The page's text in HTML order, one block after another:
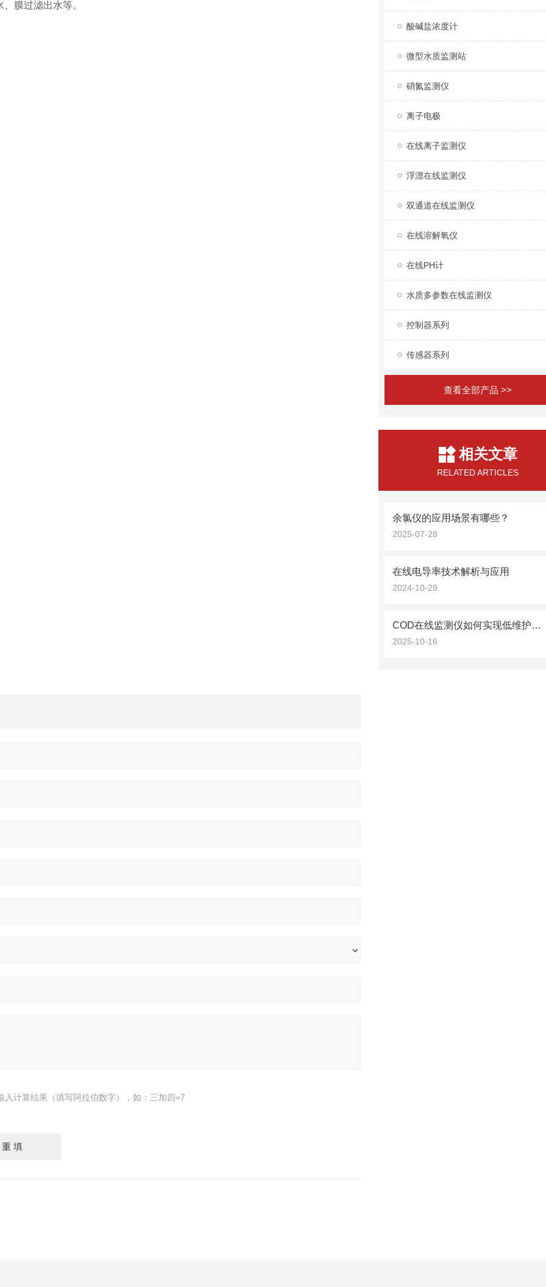
膜过滤出水等。
入计算结果（填写阿拉伯数字），如：三加四=7
酸碱盐浓度计
微型水质监测站
硝氮监测仪
离子电极
在线离子监测仪
浮漂在线监测仪
双通道在线监测仪
在线溶解氧仪
在线PH计
水质多参数在线监测仪
控制器系列
传感器系列
查看全部产品 >>
相关文章
RELATED ARTICLES
余氯仪的应用场景有哪些？
2025-07-28
在线电导率技术解析与应用
2024-10-29
COD在线监测仪如何实现低维护运行？
2025-10-16